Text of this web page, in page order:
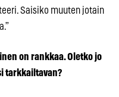
Saisiko muuten jotain
on rankkaa. Oletko jo
tarkkailtavan?